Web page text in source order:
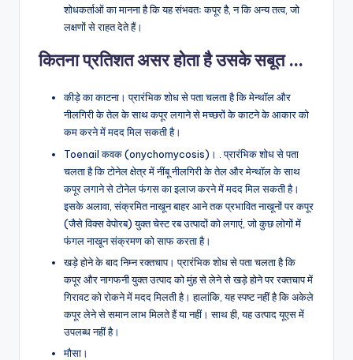
शोधकर्ताओं का मानना ​​​​है कि यह संभवतः कपूर है, न कि अन्य तत्व, जो
लक्षणों से राहत देते हैं।
कितना प्रतिशत असर होता है उसके सबूत …
कीड़े का काटना। प्रारंभिक शोध से पता चलता है कि मेन्थॉल और
नीलगिरी के तेल के साथ कपूर लगाने से मच्छरों के काटने के आकार को
कम करने में मदद मिल सकती है।
Toenail कवक (onychomycosis)। . प्रारंभिक शोध से पता
चलता है कि टोनेल क्षेत्र में नींबू नीलगिरी के तेल और मेन्थॉल के साथ
कपूर लगाने से टोनेल फंगस का इलाज करने में मदद मिल सकती है।
इसके अलावा, संक्रमित नाखून बाहर आने तक प्रभावित नाखूनों पर कपूर
(जैसे विक्स वेपोरब) युक्त चेस्ट रब उत्पादों को लगाएं, जो कुछ लोगों में
फंगल नाखून संक्रमण को साफ करता है।
खड़े होने के बाद निम्न रक्तचाप। प्रारंभिक शोध से पता चलता है कि
कपूर और नागफनी युक्त उत्पाद को मुंह से लेने से खड़े होने पर रक्तचाप में
गिरावट को रोकने में मदद मिलती है। हालांकि, यह स्पष्ट नहीं है कि अकेले
कपूर लेने से समान लाभ मिलते हैं या नहीं। साथ ही, यह उत्पाद यूएस में
उपलब्ध नहीं है।
मौसा।